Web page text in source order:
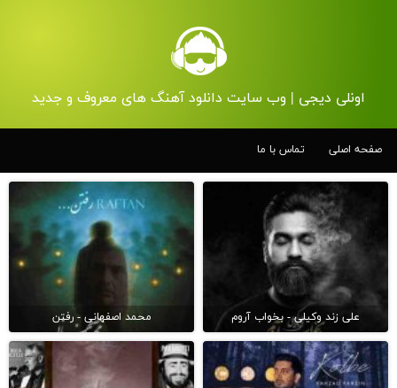
اونلی دیجی | وب سایت دانلود آهنگ های معروف و جدید
صفحه اصلی تماس با ما
علی زند وکیلی - بخواب آروم محمد اصفهانی - رفتن